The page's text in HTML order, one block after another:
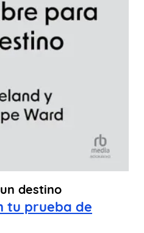
destino
tu prueba de